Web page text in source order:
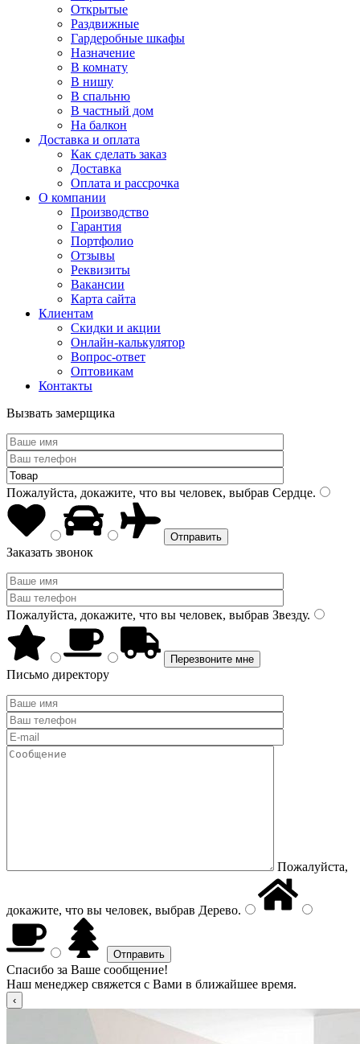
Открытые
Раздвижные
Гардеробные шкафы
Назначение
В комнату
В нишу
В спальню
В частный дом
На балкон
Доставка и оплата
Как сделать заказ
Доставка
Оплата и рассрочка
О компании
Производство
Гарантия
Портфолио
Отзывы
Реквизиты
Вакансии
Карта сайта
Клиентам
Скидки и акции
Онлайн-калькулятор
Вопрос-ответ
Оптовикам
Контакты
Вызвать замерщика
Пожалуйста, докажите, что вы человек, выбрав Сердце.
Заказать звонок
Пожалуйста, докажите, что вы человек, выбрав Звезду.
Письмо директору
Пожалуйста,
докажите, что вы человек, выбрав Дерево.
Спасибо за Ваше сообщение!
Наш менеджер свяжется с Вами в ближайшее время.